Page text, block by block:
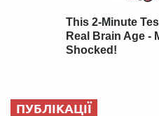
ПУБЛІКАЦІЇ